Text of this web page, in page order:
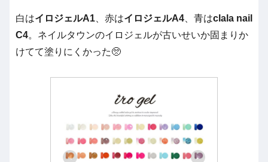
白はイロジェルA1 、赤はイロジェルA4 、青はclala nail
C4。ネイルタウンのイロジェルが古いせいか固まりか
けてて塗りにくかった🥺